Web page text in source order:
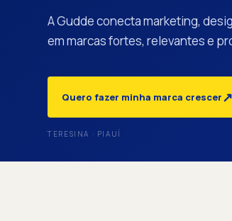
A Gudde conecta marketing,
em marcas fortes, relevantes e
Quero fazer minha marca crescer↗
TERESINA · PIAUÍ